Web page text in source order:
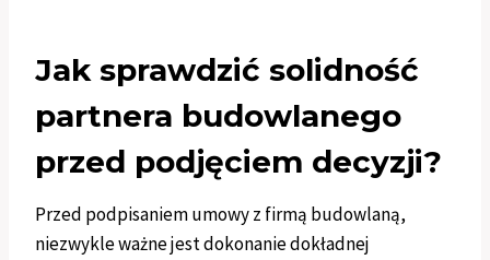
Jak sprawdzić solidność
partnera budowlanego
przed podjęciem decyzji?
Przed podpisaniem umowy z firmą budowlaną,
niezwykle ważne jest dokonanie dokładnej